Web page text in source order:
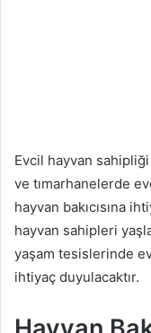
Evcil hayvan
ve tımarhanelerde
hayvan bakıcısına
hayvan sahipleri
yaşam tesislerinde
ihtiyaç duyulacaktır.